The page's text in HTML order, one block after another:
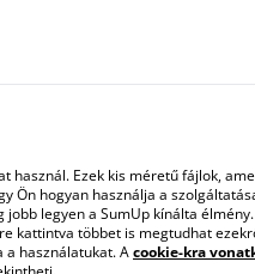
Us
Legal Terms
Policy
Cookie
használ. Ezek kis méretű fájlok,
Ön hogyan használja a
legyen a SumUp kínálta élmény.
kattintva többet is megtudhat
a használatukat. Acookie-kra